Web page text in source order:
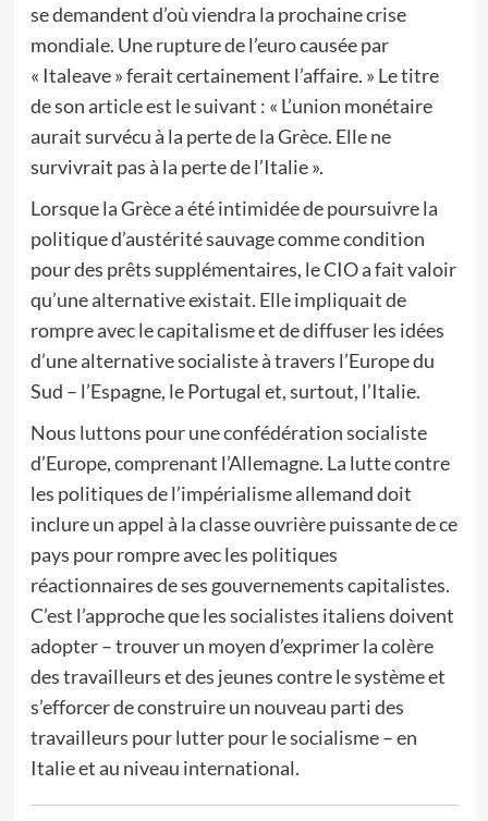
se demandent d’où viendra la prochaine crise
mondiale. Une rupture de l’euro causée par
« Italeave » ferait certainement l’affaire. » Le titre
de son article est le suivant : « L’union monétaire
aurait survécu à la perte de la Grèce. Elle ne
survivrait pas à la perte de l’Italie ».
Lorsque la Grèce a été intimidée de poursuivre la
politique d’austérité sauvage comme condition
pour des prêts supplémentaires, le CIO a fait valoir
qu’une alternative existait. Elle impliquait de
rompre avec le capitalisme et de diffuser les idées
d’une alternative socialiste à travers l’Europe du
Sud – l’Espagne, le Portugal et, surtout, l’Italie.
Nous luttons pour une confédération socialiste
d’Europe, comprenant l’Allemagne. La lutte contre
les politiques de l’impérialisme allemand doit
inclure un appel à la classe ouvrière puissante de ce
pays pour rompre avec les politiques
réactionnaires de ses gouvernements capitalistes.
C’est l’approche que les socialistes italiens doivent
adopter – trouver un moyen d’exprimer la colère
des travailleurs et des jeunes contre le système et
s’efforcer de construire un nouveau parti des
travailleurs pour lutter pour le socialisme – en
Italie et au niveau international.